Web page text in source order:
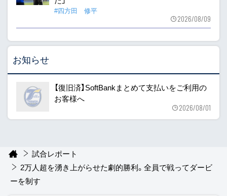
#四方田 修平
2026/08/09
お知らせ
【復旧済】SoftBankまとめて支払いをご利用の
お客様へ
2026/08/01
試合レポート
2万人超を湧き上がらせた劇的勝利。全員で戦ってダービ
ーを制す